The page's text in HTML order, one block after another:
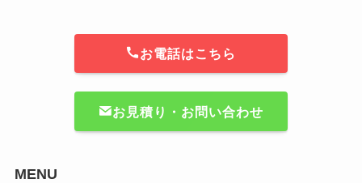
お電話はこちら
お見積り・お問い合わせ
MENU